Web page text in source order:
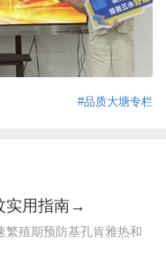
#品质大塘专栏
实用指南→
繁殖期预防基孔肯雅热和